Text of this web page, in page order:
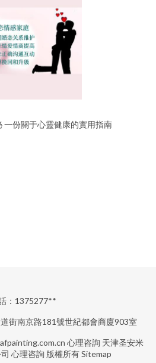
：1375277**
街南京路181號世紀都會商廈903室
心理咨詢 天津圣安米
心理咨詢 版權所有Sitemap